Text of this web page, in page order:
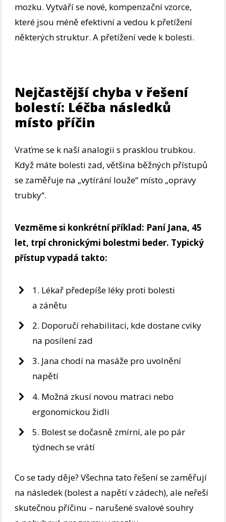
mozku. Vytváří se nové, kompenzační vzorce,
které jsou méně efektivní a vedou k přetížení
některých struktur. A přetížení vede k bolesti.
Nejčastější chyba v řešení
bolestí: Léčba následků
místo příčin
Vraťme se k naší analogii s prasklou trubkou.
Když máte bolesti zad, většina běžných přístupů
se zaměřuje na „vytírání louže“ místo „opravy
trubky“.
Vezměme si konkrétní příklad: Paní Jana, 45
let, trpí chronickými bolestmi beder. Typický
přístup vypadá takto:
1. Lékař předepíše léky proti bolesti
a zánětu
2. Doporučí rehabilitaci, kde dostane cviky
na posílení zad
3. Jana chodí na masáže pro uvolnění
napětí
4. Možná zkusí novou matraci nebo
ergonomickou židli
5. Bolest se dočasně zmírní, ale po pár
týdnech se vrátí
Co se tady děje? Všechna tato řešení se zaměřují
na následek (bolest a napětí v zádech), ale neřeší
skutečnou příčinu – narušené svalové souhry